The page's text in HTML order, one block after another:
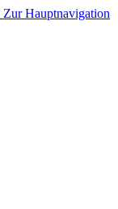
Zur Hauptnavigation